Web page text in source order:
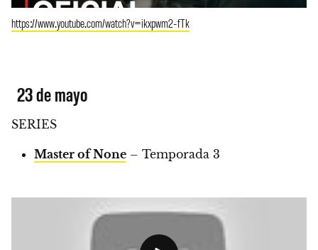
https://www.youtube.com/watch?v=ikxpwm2-fTk
23 de mayo
SERIES
Master of None – Temporada 3